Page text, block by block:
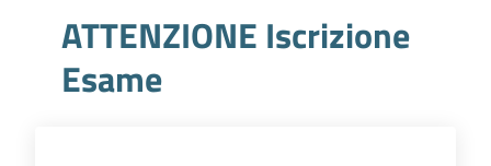
ATTENZIONE Iscrizione
Esame